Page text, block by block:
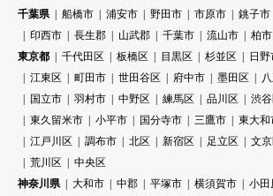
千葉県
船橋市 浦安市 野田市 市原市 銚子市
印西市
長生郡 山武郡 千葉市 流山市 柏市
東京都
千代田区 板橋区 目黒区 杉並区 日野
江東区
町田市 世田谷区 府中市 墨田区
国立市
羽村市 中野区 練馬区 品川区 渋
東久留米市
小平市 国分寺市 三鷹市 東大和
江戸川区
調布市 北区 新宿区 足立区 文
荒川区
中央区
神奈川県
大和市 中郡 平塚市 横須賀市 小田